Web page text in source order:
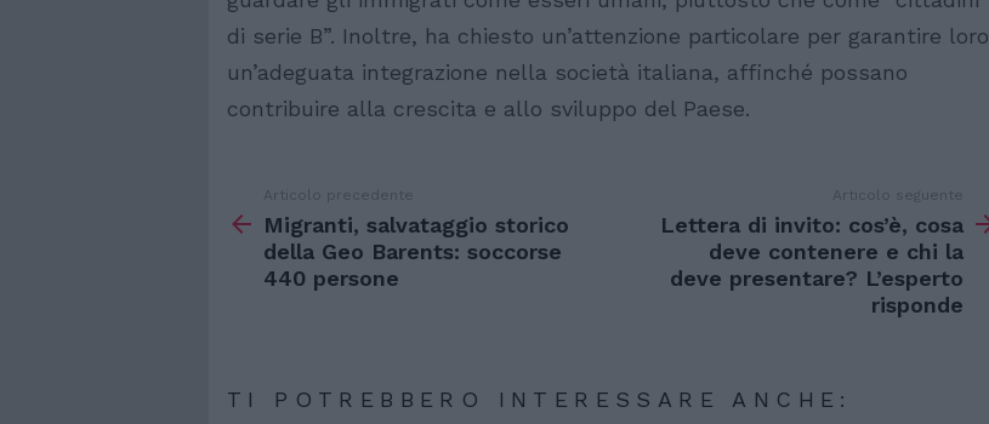
di serie B”. Inoltre, ha chiesto un’attenzione particolare per garantire loro
un’adeguata integrazione nella società italiana, affinché possano
contribuire alla crescita e allo sviluppo del Paese.
di
Articolo precedente
Migranti, salvataggio storico
della Geo Barents: soccorse
440 persone
Articolo seguente
Lettera di invito: cos’è, cosa
deve contenere e chi la
deve presentare? L’esperto
risponde
TI POTREBBERO INTERESSARE ANCHE: